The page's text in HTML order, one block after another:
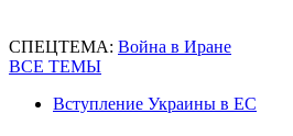
СПЕЦТЕМА: Война в Иране
ВСЕ ТЕМЫ
Вступление Украины в ЕС